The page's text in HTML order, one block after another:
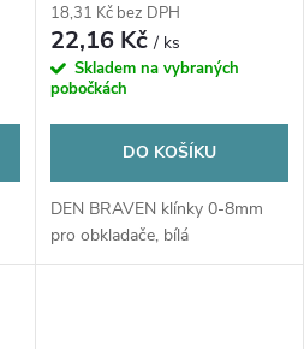
18,31 Kč bez DPH
22,16 Kč/ ks
Skladem na vybraných
pobočkách
DO KOŠÍKU
DEN BRAVEN klínky 0-8mm
pro obkladače, bílá